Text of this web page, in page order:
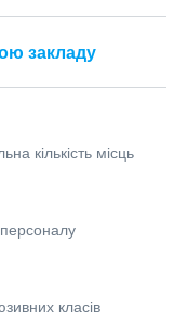
закладу
кількість місць
класів